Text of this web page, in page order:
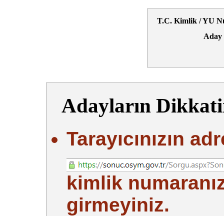
T.C. Kimlik / YU
Aday
Adayların
Tarayıcınızın
kimlik
girmeyiniz.